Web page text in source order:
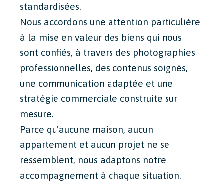
standardisées.
Nous accordons une attention particulière
à la mise en valeur des biens qui nous
sont confiés, à travers des photographies
professionnelles, des contenus soignés,
une communication adaptée et une
stratégie commerciale construite sur
mesure.
Parce qu'aucune maison, aucun
appartement et aucun projet ne se
ressemblent, nous adaptons notre
accompagnement à chaque situation.